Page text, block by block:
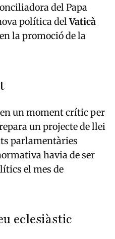
del Papa
política delVaticà
la promoció de la
un moment crític per
un projecte de llei
parlamentàries
havia de ser
el mes de
eclesiàstic